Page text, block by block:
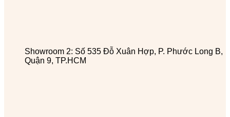
Showroom 2: Số 535 Đỗ Xuân Hợp, P. Phước Long B,
Quận 9, TP.HCM